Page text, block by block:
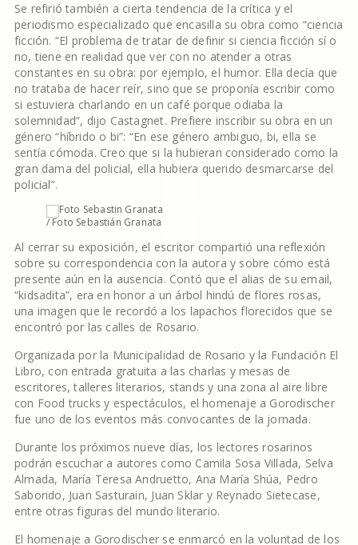
Se refirió también a cierta tendencia de la crítica y el
periodismo especializado que encasilla su obra como “ciencia
ficción. “El problema de tratar de definir si ciencia ficción sí o
no, tiene en realidad que ver con no atender a otras
constantes en su obra: por ejemplo, el humor. Ella decía que
no trataba de hacer reír, sino que se proponía escribir como
si estuviera charlando en un café porque odiaba la
solemnidad”, dijo Castagnet. Prefiere inscribir su obra en un
género “híbrido o bi”: “En ese género ambiguo, bi, ella se
sentía cómoda. Creo que si la hubieran considerado como la
gran dama del policial, ella hubiera querido desmarcarse del
policial”.
/ Foto Sebastián Granata
Al cerrar su exposición, el escritor compartió una reflexión
sobre su correspondencia con la autora y sobre cómo está
presente aún en la ausencia. Contó que el alias de su email,
“kidsadita”, era en honor a un árbol hindú de flores rosas,
una imagen que le recordó a los lapachos florecidos que se
encontró por las calles de Rosario.
Organizada por la Municipalidad de Rosario y la Fundación El
Libro, con entrada gratuita a las charlas y mesas de
escritores, talleres literarios, stands y una zona al aire libre
con Food trucks y espectáculos, el homenaje a Gorodischer
fue uno de los eventos más convocantes de la jornada.
Durante los próximos nueve días, los lectores rosarinos
podrán escuchar a autores como Camila Sosa Villada, Selva
Almada, María Teresa Andruetto, Ana María Shúa, Pedro
Saborido, Juan Sasturain, Juan Sklar y Reynado Sietecase,
entre otras figuras del mundo literario.
El homenaje a Gorodischer se enmarcó en la voluntad de los